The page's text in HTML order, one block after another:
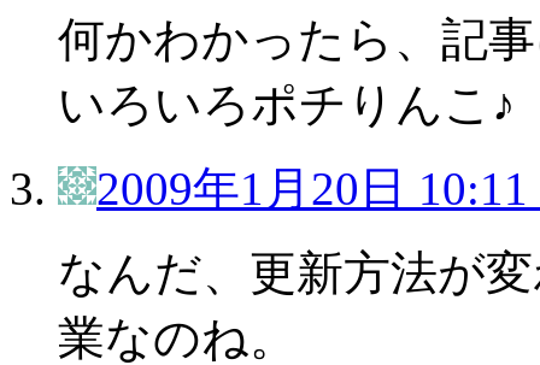
何かわかったら、記
いろいろポチりんこ♪
2009年1月20日
なんだ、更新方法が
業なのね。